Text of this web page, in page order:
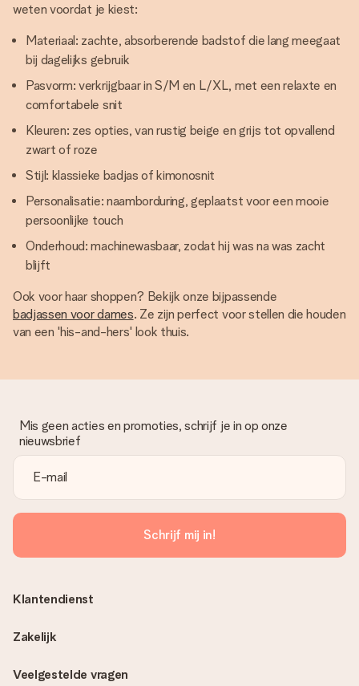
weten voordat je kiest:
Materiaal: zachte, absorberende badstof die lang meegaat
bij dagelijks gebruik
Pasvorm: verkrijgbaar in S/M en L/XL, met een relaxte en
comfortabele snit
Kleuren: zes opties, van rustig beige en grijs tot opvallend
zwart of roze
Stijl: klassieke badjas of kimonosnit
Personalisatie: naamborduring, geplaatst voor een mooie
persoonlijke touch
Onderhoud: machinewasbaar, zodat hij was na was zacht
blijft
Ook voor haar shoppen? Bekijk onze bijpassende
badjassen voor dames. Ze zijn perfect voor stellen die houden
van een 'his-and-hers' look thuis.
Mis geen acties en promoties, schrijf je in op onze
nieuwsbrief
Schrijf mij in!
Veelgestelde vragen
Klantendienst
Zakelijk